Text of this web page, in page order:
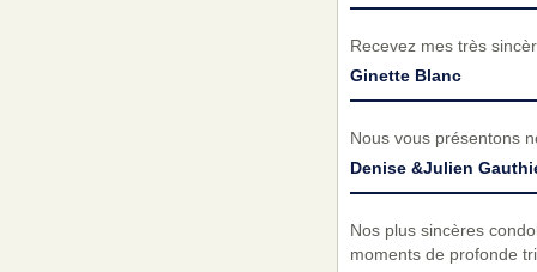
Recevez mes très
Ginette Blanc
Nous vous présentons
Denise &Julien
Nos plus sincères
moments de profonde